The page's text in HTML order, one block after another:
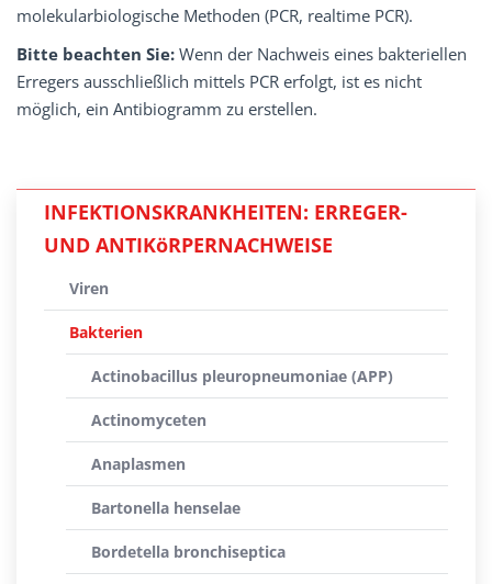
molekularbiologische Methoden (PCR, realtime PCR).
Bitte beachten Sie: Wenn der Nachweis eines bakteriellen
Erregers ausschließlich mittels PCR erfolgt, ist es nicht
möglich, ein Antibiogramm zu erstellen.
INFEKTIONSKRANKHEITEN: ERREGER-
UND ANTIKöRPERNACHWEISE
Viren
Bakterien
Actinobacillus pleuropneumoniae (APP)
Actinomyceten
Anaplasmen
Bartonella henselae
Bordetella bronchiseptica